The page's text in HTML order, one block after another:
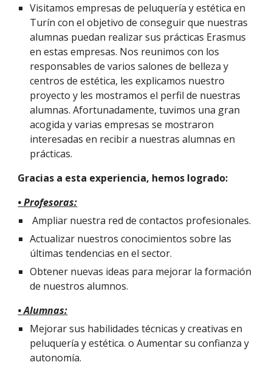
Visitamos empresas de peluquería y estética en
Turín con el objetivo de conseguir que nuestras
alumnas puedan realizar sus prácticas Erasmus
en estas empresas. Nos reunimos con los
responsables de varios salones de belleza y
centros de estética, les explicamos nuestro
proyecto y les mostramos el perfil de nuestras
alumnas. Afortunadamente, tuvimos una gran
acogida y varias empresas se mostraron
interesadas en recibir a nuestras alumnas en
prácticas.
Gracias a esta experiencia, hemos logrado:
• Profesoras:
Ampliar nuestra red de contactos profesionales.
Actualizar nuestros conocimientos sobre las
últimas tendencias en el sector.
Obtener nuevas ideas para mejorar la formación
de nuestros alumnos.
• Alumnas:
Mejorar sus habilidades técnicas y creativas en
peluquería y estética. o Aumentar su confianza y
autonomía.